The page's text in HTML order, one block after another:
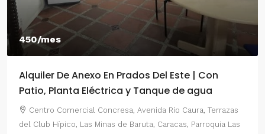
450/mes
Alquiler De Anexo En Prados Del Este | Con
Patio, Planta Eléctrica y Tanque de agua
Centro Comercial Concresa, Avenida Río Caura, Terrazas
del Club Hípico, Las Minas de Baruta, Caracas, Parroquia Las